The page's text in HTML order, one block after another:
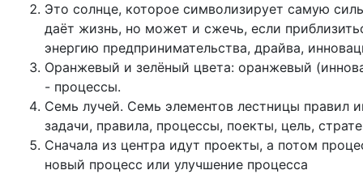
Это солнце, которое символизирует самую
даёт жизнь, но может и сжечь, если
энергию предпринимательства, драйва,
Оранжевый и зелёный цвета: оранжевый
- процессы.
Семь лучей. Семь элементов лестницы правил
задачи, правила, процессы, поекты, цель,
Сначала из центра идут проекты, а потом
новый процесс или улучшение процесса